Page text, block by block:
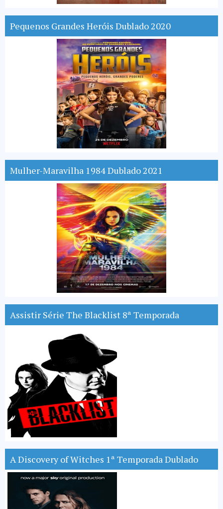
Pequenos Grandes Heróis Dublado 2020
Mulher-Maravilha 1984 Dublado 2021
Assistir Série The Blacklist 8ª Temporada
A Discovery of Witches 1ª Temporada Dublado